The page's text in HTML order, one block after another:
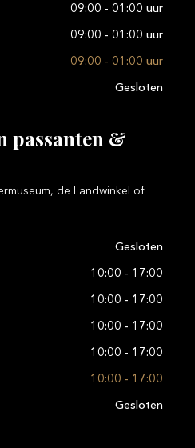
09:00 - 01:00 uur
09:00 - 01:00 uur
09:00 - 01:00 uur
Gesloten
passanten &
de Landwinkel of
Gesloten
10:00 - 17:00
10:00 - 17:00
10:00 - 17:00
10:00 - 17:00
10:00 - 17:00
Gesloten